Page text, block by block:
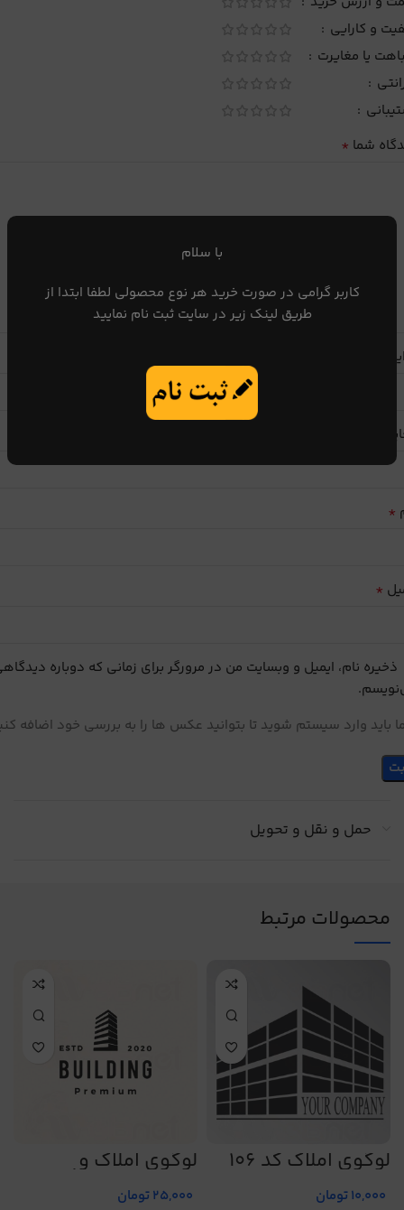
با سلام
کاربر گرامی در صورت خرید هر نوع محصولی لطفا ابتدا از
طریق لینک زیر در سایت ثبت نام نمایید
و کارایی
یا مغایرت
شما *
*
*
ذخیره نام، ایمیل و وبسایت من در مرورگر برای زمانی که دوباره
باید وارد سیستم شوید تا بتوانید عکس ها را به بررسی خود اضافه
حمل و نقل و تحویل
محصولات مرتبط
لوگوی املاک کد 106
10,000تومان
لوگوی املاک و
ساختمان طرح شماره
476
25,000تومان